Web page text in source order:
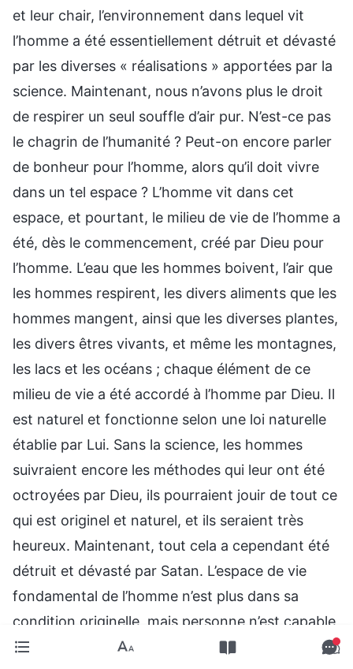
et leur chair, l’environnement dans lequel vit
l’homme a été essentiellement détruit et dévasté
par les diverses « réalisations » apportées par la
science. Maintenant, nous n’avons plus le droit
de respirer un seul souffle d’air pur. N’est-ce pas
le chagrin de l’humanité ? Peut-on encore parler
de bonheur pour l’homme, alors qu’il doit vivre
dans un tel espace ? L’homme vit dans cet
espace, et pourtant, le milieu de vie de l’homme a
été, dès le commencement, créé par Dieu pour
l’homme. L’eau que les hommes boivent, l’air que
les hommes respirent, les divers aliments que les
hommes mangent, ainsi que les diverses plantes,
les divers êtres vivants, et même les montagnes,
les lacs et les océans ; chaque élément de ce
milieu de vie a été accordé à l’homme par Dieu. Il
est naturel et fonctionne selon une loi naturelle
établie par Lui. Sans la science, les hommes
suivraient encore les méthodes qui leur ont été
octroyées par Dieu, ils pourraient jouir de tout ce
qui est originel et naturel, et ils seraient très
heureux. Maintenant, tout cela a cependant été
détruit et dévasté par Satan. L’espace de vie
fondamental de l’homme n’est plus dans sa
condition originelle, mais personne n’est capable
de reconnaître ce qui a entraîné ces résultats ni